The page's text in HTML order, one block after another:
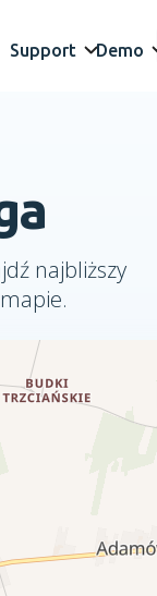
Support Demo
najbliższy